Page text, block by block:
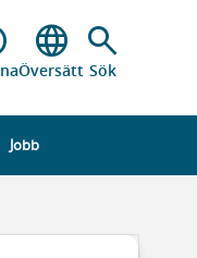
language
Översätt
search
Sök
Jobb